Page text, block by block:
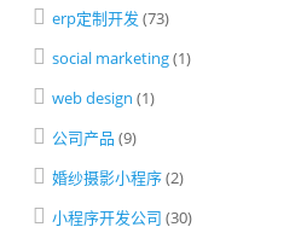
erp定制开发 (73)
social marketing(1)
web design (1)
公司产品 (9)
婚纱摄影小程序(2)
小程序开发公司 (30)